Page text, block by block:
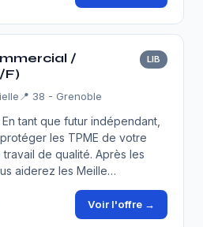
/
F)
LIB
📍 38 - Grenoble
tant que futur indépendant,
les TPME de votre
de qualité. Après les
aiderez les Meille…
Voir l'offre →